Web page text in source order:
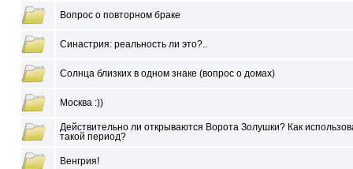
Вопрос о повторном браке
Синастрия: реальность ли это?..
Солнца близких в одном знаке (вопрос о домах)
Москва :))
Действительно ли открываются Ворота Золушки? Как
такой период?
Венгрия!